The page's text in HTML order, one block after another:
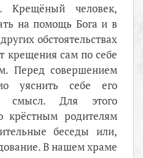
человек,
на помощь Бога и в
обстоятельствах
крещения сам по себе
Перед совершением
уяснить себе его
смысл. Для этого
крёстным родителям
беседы или,
В нашем храме